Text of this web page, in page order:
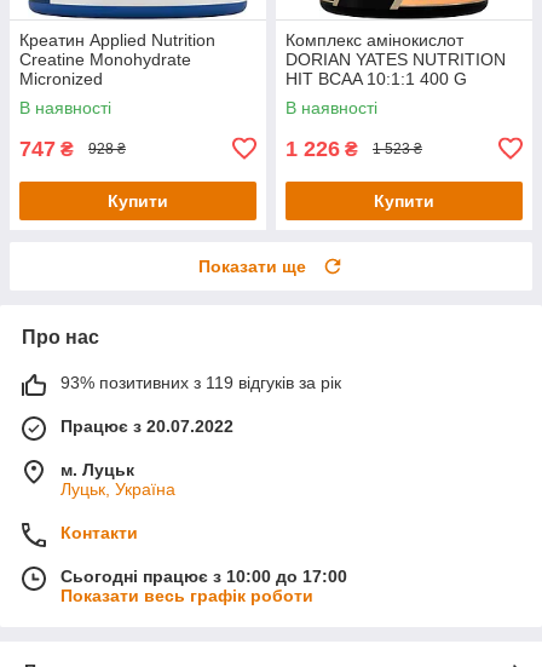
Креатин Applied Nutrition
Creatine Monohydrate
Micronized
PowderUnflavoured (250g - 50
Servings)
В наявності
747 ₴ 928 ₴
Купити
Комплекс амінокислот
DORIAN YATES NUTRITION
HIT BCAA 10:1:1 400 G
(PEACH)
В наявності
1 226 ₴ 1 523 ₴
Купити
Показати ще
Про нас
93% позитивних з 119 відгуків за рік
Працює з 20.07.2022
м. Луцьк
Луцьк, Україна
Контакти
Сьогодні працює з 10:00 до 17:00
Показати весь графік роботи